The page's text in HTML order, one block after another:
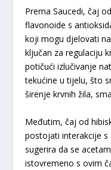
Prema Saucedi, čaj
flavonoide s
koji mogu djelovati
ključan za regulaciju
potičući izlučivanje
tekućine u tijelu, što
širenje krvnih žila,
Međutim, čaj od
postojati interakcije s
sugerira da se
istovremeno s ovim